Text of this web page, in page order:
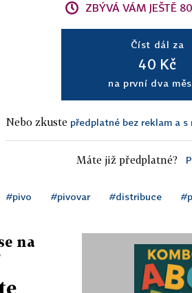
ZBÝVÁ VÁM JEŠTĚ
Číst dál za
40 Kč
na první dva
Nebo zkuste předplatné bez reklam a
Máte již předplatné?
#pivo #pivovar #distribuce
na